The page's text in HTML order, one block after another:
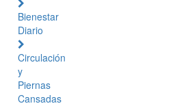
Bienestar
Diario
Circulación
y
Piernas
Cansadas